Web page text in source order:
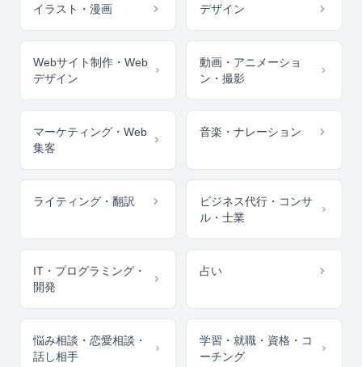
イラスト・漫画 デザイン
Webサイト制作・Web
デザイン
動画・アニメーショ
ン・撮影
マーケティング・Web
集客
音楽・ナレーション
ライティング・翻訳
ビジネス代行・コンサ
ル・士業
IT・プログラミング・
開発
占い
悩み相談・恋愛相談・
話し相手
学習・就職・資格・コ
ーチング